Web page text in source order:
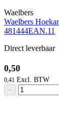
Waelbers
Waelbers
481444EAN.11
Direct leverbaar
0,50
0,41
−